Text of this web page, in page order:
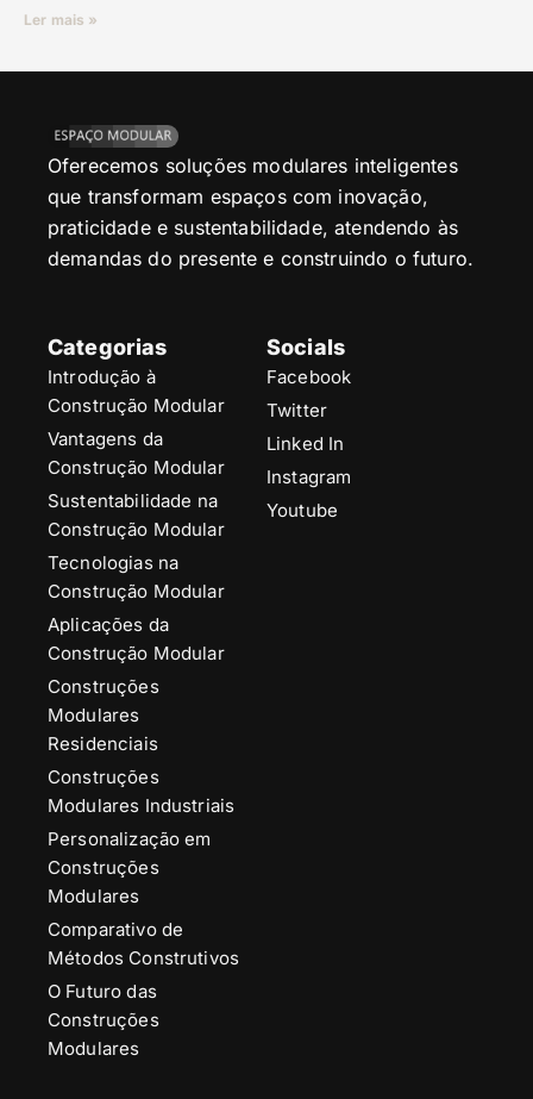
Ler mais »
Oferecemos soluções modulares inteligentes
que transformam espaços com inovação,
praticidade e sustentabilidade, atendendo às
demandas do presente e construindo o futuro.
Categorias
Introdução à
Construção Modular
Vantagens da
Construção Modular
Sustentabilidade na
Construção Modular
Tecnologias na
Construção Modular
Aplicações da
Construção Modular
Construções
Modulares
Residenciais
Construções
Modulares Industriais
Personalização em
Construções
Modulares
Comparativo de
Métodos Construtivos
O Futuro das
Construções
Modulares
Socials
Facebook
Twitter
Linked In
Instagram
Youtube